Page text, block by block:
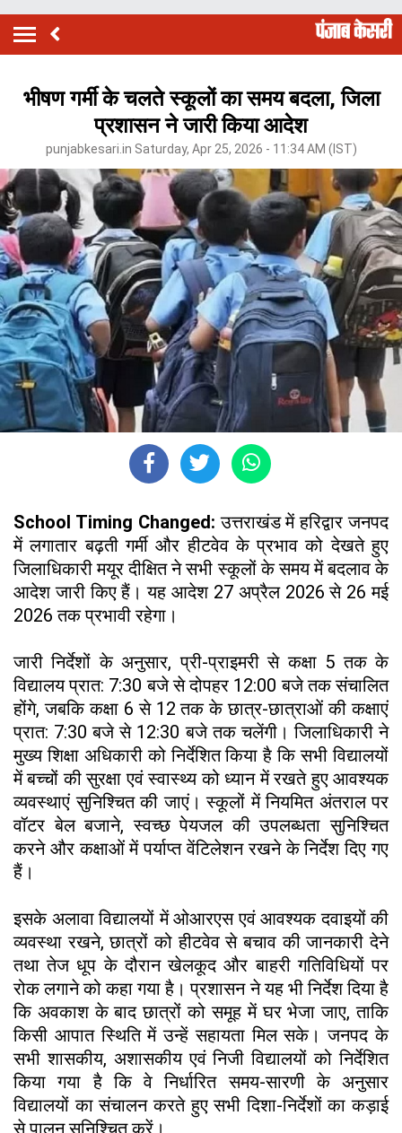
भीषण गर्मी के चलते स्कूलों का समय बदला, जिला
प्रशासन ने जारी किया आदेश
punjabkesari.in Saturday, Apr 25, 2026 - 11:34 AM (IST)
School Timing Changed:उत्तराखंड में हरिद्वार जनपद
में लगातार बढ़ती गर्मी और हीटवेव के प्रभाव को देखते हुए
जिलाधिकारी मयूर दीक्षित ने सभी स्कूलों के समय में बदलाव के
आदेश जारी किए हैं। यह आदेश 27 अप्रैल 2026 से 26 मई
2026 तक प्रभावी रहेगा।
जारी निर्देशों के अनुसार, प्री-प्राइमरी से कक्षा 5 तक के
विद्यालय प्रात: 7:30 बजे से दोपहर 12:00 बजे तक संचालित
होंगे, जबकि कक्षा 6 से 12 तक के छात्र-छात्राओं की कक्षाएं
प्रात: 7:30 बजे से 12:30 बजे तक चलेंगी। जिलाधिकारी ने
मुख्य शिक्षा अधिकारी को निर्देशित किया है कि सभी विद्यालयों
में बच्चों की सुरक्षा एवं स्वास्थ्य को ध्यान में रखते हुए आवश्यक
व्यवस्थाएं सुनिश्चित की जाएं। स्कूलों में नियमित अंतराल पर
वॉटर बेल बजाने, स्वच्छ पेयजल की उपलब्धता सुनिश्चित
करने और कक्षाओं में पर्याप्त वेंटिलेशन रखने के निर्देश दिए गए
हैं।
इसके अलावा विद्यालयों में ओआरएस एवं आवश्यक दवाइयों की
व्यवस्था रखने, छात्रों को हीटवेव से बचाव की जानकारी देने
तथा तेज धूप के दौरान खेलकूद और बाहरी गतिविधियों पर
रोक लगाने को कहा गया है। प्रशासन ने यह भी निर्देश दिया है
कि अवकाश के बाद छात्रों को समूह में घर भेजा जाए, ताकि
किसी आपात स्थिति में उन्हें सहायता मिल सके। जनपद के
सभी शासकीय, अशासकीय एवं निजी विद्यालयों को निर्देशित
किया गया है कि वे निर्धारित समय-सारणी के अनुसार
विद्यालयों का संचालन करते हुए सभी दिशा-निर्देशों का कड़ाई
से पालन सुनिश्चित करें।